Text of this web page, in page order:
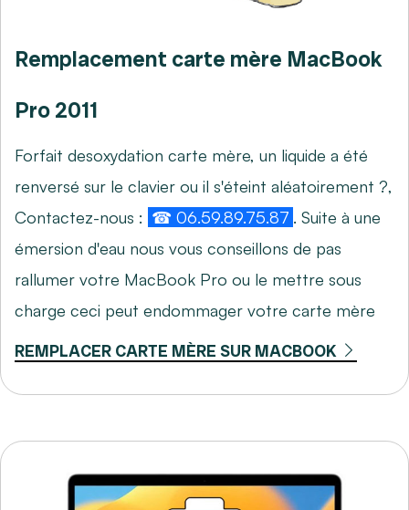
Remplacement carte mère MacBook
Pro 2011
Forfait desoxydation carte mère, un liquide a été
renversé sur le clavier ou il s'éteint aléatoirement ?,
Contactez-nous : ☎ 06.59.89.75.87 . Suite à une
émersion d'eau nous vous conseillons de pas
rallumer votre MacBook Pro ou le mettre sous
charge ceci peut endommager votre carte mère
REMPLACER CARTE MÈRE SUR MACBOOK